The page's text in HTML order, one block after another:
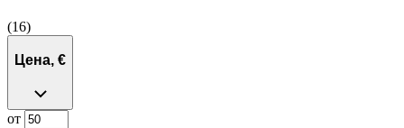
(16)
Цена, €
от